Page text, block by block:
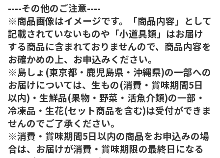
----その他のご注意----
※商品画像はイメージです。「商品内容」として
記載されていないものや「小道具類」はお届け
する商品に含まれておりませんので、商品内容を
お確かめの上、お申込みください。
※島しょ(東京都・鹿児島県・沖縄県)の一部への
お届けについては、生もの(消費・賞味期間5日
以内)・生鮮品(果物・野菜・活魚介類)の一部・
冷凍品・生花(セット商品を含む)は受付ができま
せんのでご了承ください。
※消費・賞味期間5日以内の商品をお申込みの場
合は、お届けが消費・賞味期限の最終日になる